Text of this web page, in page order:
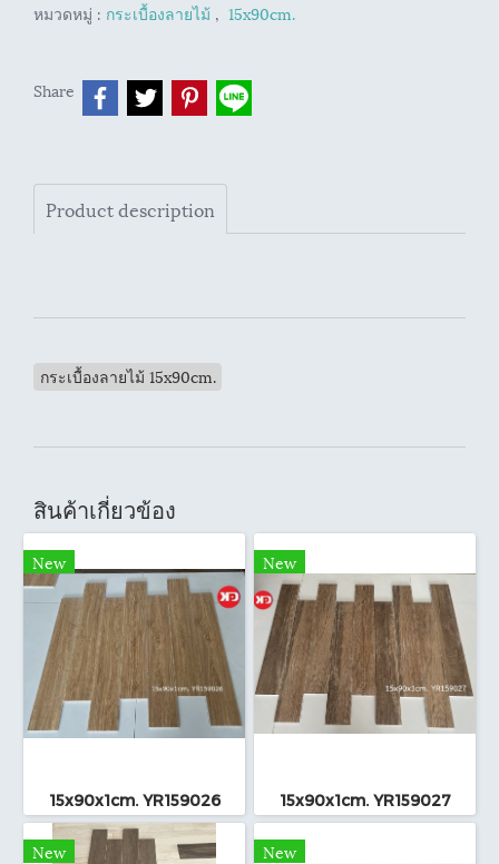
หมวดหมู่ : กระเบื้องลายไม้ , 15x90cm.
Share
Product description
กระเบื้องลายไม้ 15x90cm.
สินค้าเกี่ยวข้อง
New
15x90x1cm. YR159026
New
15x90x1cm. YR159027
New New